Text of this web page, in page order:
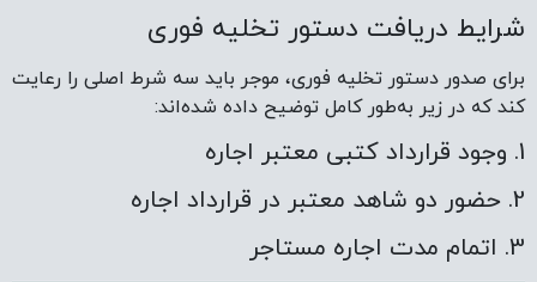
شرایط دریافت دستور تخلیه فوری
برای صدور دستور تخلیه فوری، موجر باید سه شرط اصلی را رعایت
کند که در زیر به‌طور کامل توضیح داده شده‌اند:
1. وجود قرارداد کتبی معتبر اجاره
2. حضور دو شاهد معتبر در قرارداد اجاره
3. اتمام مدت اجاره مستاجر